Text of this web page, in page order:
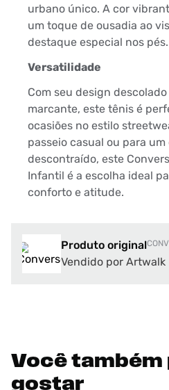
urbano único. A cor
um toque de ousadia ao
destaque especial nos pés.
Versatilidade
Com seu design
marcante, este tênis é
ocasiões no estilo
passeio casual ou para
descontraído, este
Infantil é a escolha ideal
conforto e atitude.
Produto original
Vendido por Artwalk
Você também
gostar